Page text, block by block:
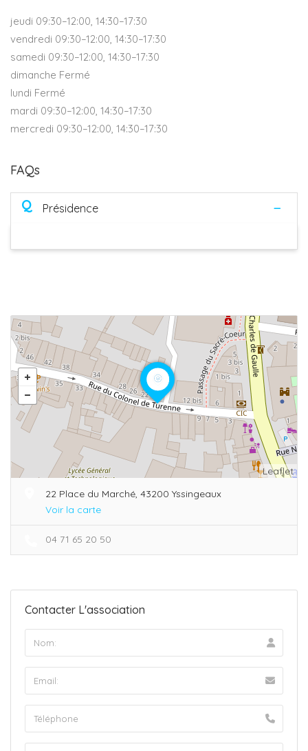
jeudi 09:30–12:00, 14:30–17:30
vendredi 09:30–12:00, 14:30–17:30
samedi 09:30–12:00, 14:30–17:30
dimanche Fermé
lundi Fermé
mardi 09:30–12:00, 14:30–17:30
mercredi 09:30–12:00, 14:30–17:30
FAQs
Q Présidence
Leaflet
22 Place du Marché, 43200 Yssingeaux
Voir la carte
04 71 65 20 50
Contacter L'association